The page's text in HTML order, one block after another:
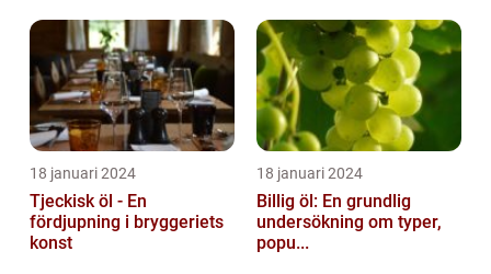
18 januari 2024
Tjeckisk öl - En
fördjupning i bryggeriets
konst
18 januari 2024
Billig öl: En grundlig
undersökning om typer,
popu...